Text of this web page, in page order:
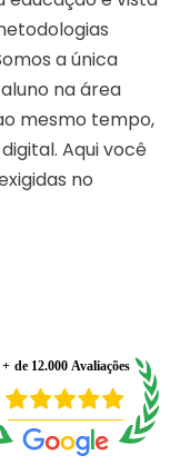
a única
na área
mesmo tempo,
Aqui você
no